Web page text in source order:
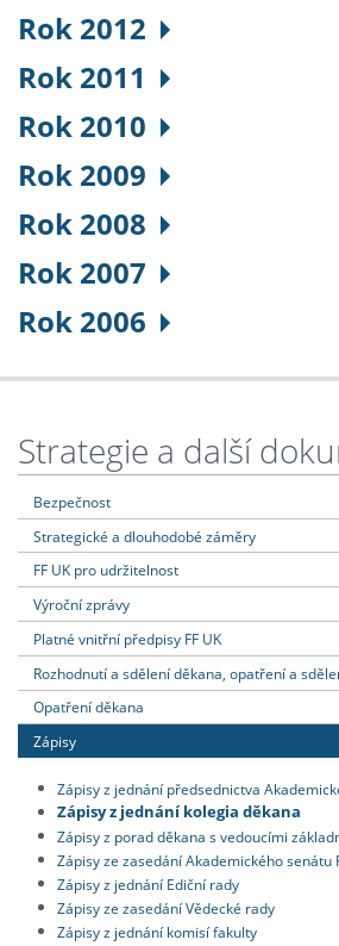
Rok 2012
Rok 2011
Rok 2010
Rok 2009
Rok 2008
Rok 2007
Rok 2006
Strategie a další
Bezpečnost
Strategické a dlouhodobé záměry
FF UK pro udržitelnost
Výroční zprávy
Platné vnitřní předpisy FF UK
Rozhodnutí a sdělení děkana, opatření a
Opatření děkana
Zápisy
Zápisy z jednání předsednictva
Zápisy z jednání kolegia děkana
Zápisy z porad děkana s vedoucími
Zápisy ze zasedání Akademického senátu
Zápisy z jednání Ediční rady
Zápisy ze zasedání Vědecké rady
Zápisy z jednání komisí fakulty